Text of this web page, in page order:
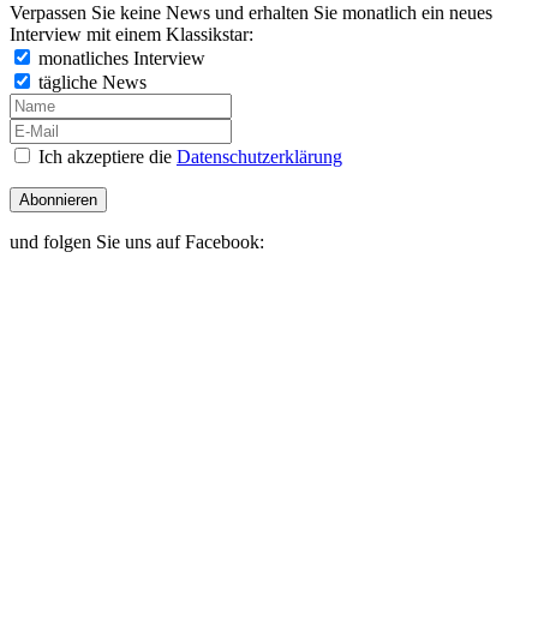
Verpassen Sie keine News und erhalten Sie monatlich ein neues
Interview mit einem Klassikstar:
monatliches Interview
tägliche News
Ich akzeptiere die Datenschutzerklärung
Abonnieren
und folgen Sie uns auf Facebook: